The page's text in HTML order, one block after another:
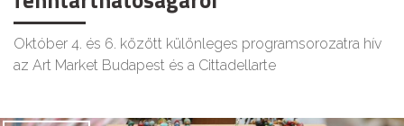
Október 4. és 6. között különleges programsorozatra hív
az Art Market Budapest és a Cittadellarte